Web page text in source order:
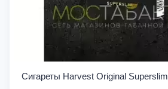
Сигареты Harvest Original Superslim